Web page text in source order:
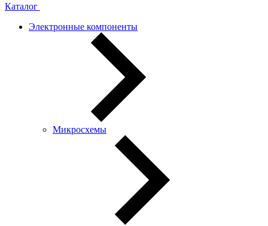
Каталог
Электронные компоненты
Микросхемы